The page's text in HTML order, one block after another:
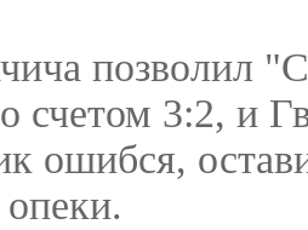
позволил
счетом 3:2, и
ошибся,
опеки.